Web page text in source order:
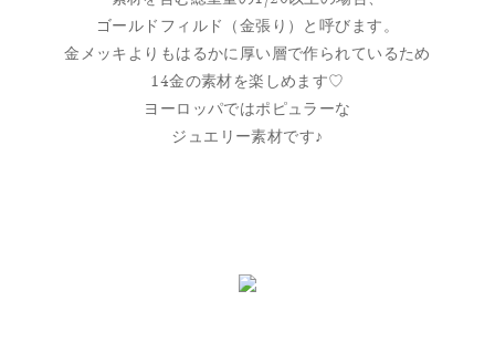
ゴールドフィルド（金張り）と呼びます。
金メッキよりもはるかに厚い層で作られているため
14金の素材を楽しめます♡
ヨーロッパではポピュラーな
ジュエリー素材です♪